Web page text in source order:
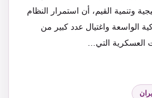
وتنمية القيم، أن استمرار النظام
الواسعة واغتيال عدد كبير من
العسكرية التي…